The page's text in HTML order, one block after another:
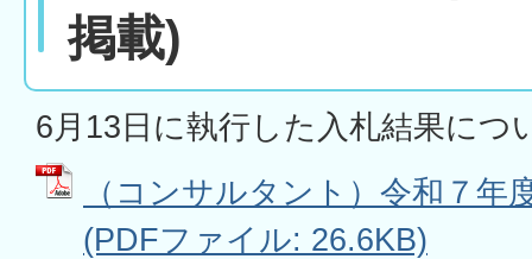
掲載)
6月13日に執行した入札結果につ
（コンサルタント）令和７年
(PDFファイル: 26.6KB)